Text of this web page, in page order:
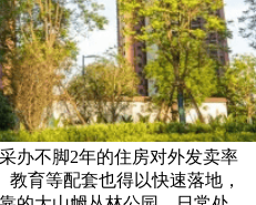
办不脚2年的住房对外发卖率
教育等配套也得以快速落地，